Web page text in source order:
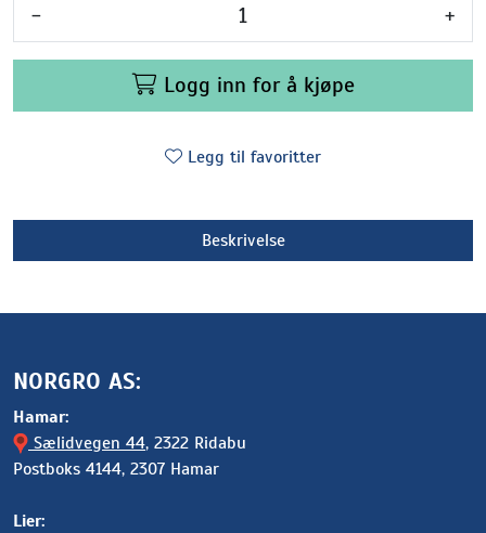
- +
Logg inn for å kjøpe
Legg til favoritter
Beskrivelse
NORGRO AS:
Hamar:
Sælidvegen 44, 2322 Ridabu
Postboks 4144, 2307 Hamar
Lier: